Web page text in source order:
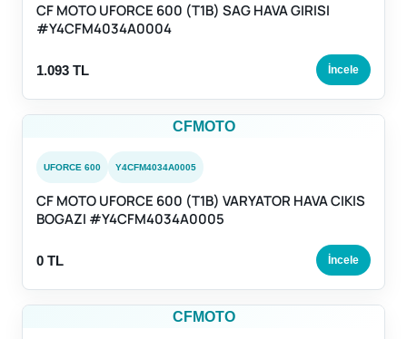
CF MOTO UFORCE 600 (T1B) SAG HAVA GIRISI
#Y4CFM4034A0004
1.093 TL İncele
CFMOTO
UFORCE 600 Y4CFM4034A0005
CF MOTO UFORCE 600 (T1B) VARYATOR HAVA CIKIS
BOGAZI #Y4CFM4034A0005
0 TL İncele
CFMOTO